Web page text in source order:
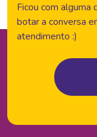
Ficou com alguma
botar a conversa
atendimento :)